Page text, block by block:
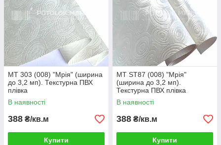
MT 303 (008) "Мрія" (ширина
до 3,2 мп). Текстурна ПВХ
плівка
В наявності
388 ₴/кв.м
Купити
MT ST87 (008) "Мрія"
(ширина до 3,2 мп).
Текстурна ПВХ плівка
В наявності
388 ₴/кв.м
Купити